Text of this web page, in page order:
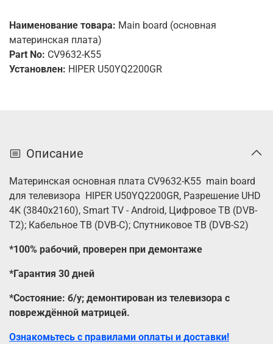
Наименование товара: Main board (основная
материнская плата)
Part No: CV9632-K55
Установлен: HIPER U50YQ2200GR
Описание
Материнская основная плата CV9632-K55 main board
для телевизора HIPER U50YQ2200GR, Разрешение UHD
4K (3840x2160), Smart TV - Android, Цифровое ТВ (DVB-
T2); Кабельное ТВ (DVB-C); Спутниковое ТВ (DVB-S2)
*100% рабочий, проверен при демонтаже
*Гарантия 30 дней
*Состояние: б/у; демонтирован из телевизора с
повреждённой матрицей.
Ознакомьтесь с правилами оплаты и доставки!